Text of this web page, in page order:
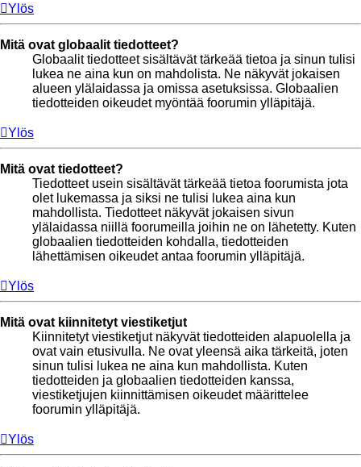
Ylös
Mitä ovat globaalit tiedotteet?
Globaalit tiedotteet sisältävät tärkeää tietoa ja sinun tulisi
lukea ne aina kun on mahdolista. Ne näkyvät jokaisen
alueen ylälaidassa ja omissa asetuksissa. Globaalien
tiedotteiden oikeudet myöntää foorumin ylläpitäjä.
Ylös
Mitä ovat tiedotteet?
Tiedotteet usein sisältävät tärkeää tietoa foorumista jota
olet lukemassa ja siksi ne tulisi lukea aina kun
mahdollista. Tiedotteet näkyvät jokaisen sivun
ylälaidassa niillä foorumeilla joihin ne on lähetetty. Kuten
globaalien tiedotteiden kohdalla, tiedotteiden
lähettämisen oikeudet antaa foorumin ylläpitäjä.
Ylös
Mitä ovat kiinnitetyt viestiketjut
Kiinnitetyt viestiketjut näkyvät tiedotteiden alapuolella ja
ovat vain etusivulla. Ne ovat yleensä aika tärkeitä, joten
sinun tulisi lukea ne aina kun mahdollista. Kuten
tiedotteiden ja globaalien tiedotteiden kanssa,
viestiketjujen kiinnittämisen oikeudet määrittelee
foorumin ylläpitäjä.
Ylös